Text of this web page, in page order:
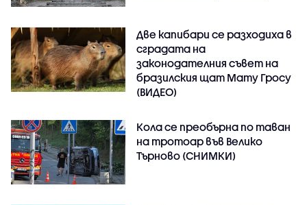
Две капибари се разходиха в
сградата на
законодателния съвет на
бразилския щат Мату Гросу
(ВИДЕО)
Кола се преобърна по таван
на тротоар във Велико
Търново (СНИМКИ)